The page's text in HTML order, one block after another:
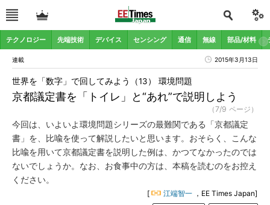
テクノロジー 先端技術 デバイス センシング 通信 無線 部品/材料
連載 2015年3月13日
京都議定書を「トイレ」と“あれ”で説明しよう
世界を「数字」で回してみよう（13） 環境問題
（7/9 ページ）
今回は、いよいよ環境問題シリーズの最難関である「京都議定
書」を、比喩を使って解説したいと思います。おそらく、こんな
比喩を用いて京都議定書を説明した例は、かつてなかったのでは
ないでしょうか。なお、お食事中の方は、本稿を読むのをお控え
ください。
[ 江端智一 ，EE Times Japan]